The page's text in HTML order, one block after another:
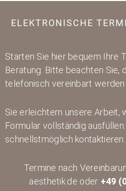
ELEKTRONISCHE
Starten Sie hier bequem Ihre
Beratung. Bitte beachten Sie,
telefonisch vereinbart werden
Sie erleichtern unsere Arbeit,
Formular vollständig
schnellstmöglich kontaktieren.
Termine nach
aesthetik.de oder +49